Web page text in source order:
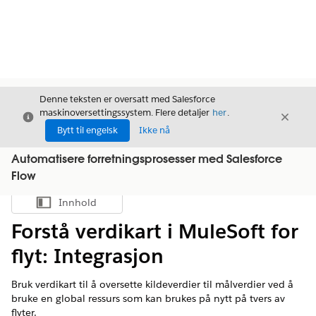
Avslutt
Denne teksten er oversatt med Salesforce
maskinoversettingssystem. Flere detaljer her.
Bytt til engelsk
Ikke nå
Avslutt
Automatisere forretningsprosesser med Salesforce
Flow
Vis innholdsfortegnelse
Innhold
Forstå verdikart i MuleSoft for
flyt: Integrasjon
Bruk verdikart til å oversette kildeverdier til målverdier ved å
bruke en global ressurs som kan brukes på nytt på tvers av
flyter.